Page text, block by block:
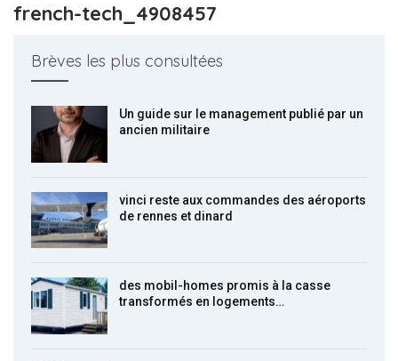
french-tech_4908457
Brèves les plus consultées
Un guide sur le management publié par un
ancien militaire
vinci reste aux commandes des aéroports
de rennes et dinard
des mobil-homes promis à la casse
transformés en logements…